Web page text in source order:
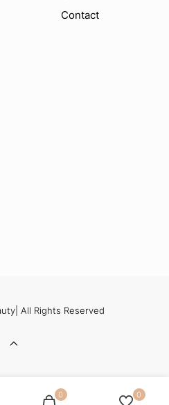
Contact
All Rights Reserved
0 0